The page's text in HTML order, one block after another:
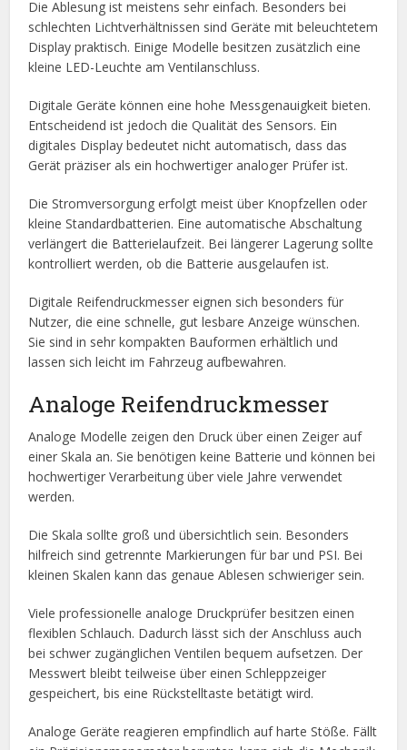
Die Ablesung ist meistens sehr einfach. Besonders bei
schlechten Lichtverhältnissen sind Geräte mit beleuchtetem
Display praktisch. Einige Modelle besitzen zusätzlich eine
kleine LED-Leuchte am Ventilanschluss.
Digitale Geräte können eine hohe Messgenauigkeit bieten.
Entscheidend ist jedoch die Qualität des Sensors. Ein
digitales Display bedeutet nicht automatisch, dass das
Gerät präziser als ein hochwertiger analoger Prüfer ist.
Die Stromversorgung erfolgt meist über Knopfzellen oder
kleine Standardbatterien. Eine automatische Abschaltung
verlängert die Batterielaufzeit. Bei längerer Lagerung sollte
kontrolliert werden, ob die Batterie ausgelaufen ist.
Digitale Reifendruckmesser eignen sich besonders für
Nutzer, die eine schnelle, gut lesbare Anzeige wünschen.
Sie sind in sehr kompakten Bauformen erhältlich und
lassen sich leicht im Fahrzeug aufbewahren.
Analoge Reifendruckmesser
Analoge Modelle zeigen den Druck über einen Zeiger auf
einer Skala an. Sie benötigen keine Batterie und können bei
hochwertiger Verarbeitung über viele Jahre verwendet
werden.
Die Skala sollte groß und übersichtlich sein. Besonders
hilfreich sind getrennte Markierungen für bar und PSI. Bei
kleinen Skalen kann das genaue Ablesen schwieriger sein.
Viele professionelle analoge Druckprüfer besitzen einen
flexiblen Schlauch. Dadurch lässt sich der Anschluss auch
bei schwer zugänglichen Ventilen bequem aufsetzen. Der
Messwert bleibt teilweise über einen Schleppzeiger
gespeichert, bis eine Rückstelltaste betätigt wird.
Analoge Geräte reagieren empfindlich auf harte Stöße. Fällt